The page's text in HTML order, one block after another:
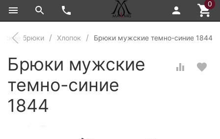
0
брюки Хлопок Брюки мужские темно-синие 1844
Брюки мужские
темно-синие
1844